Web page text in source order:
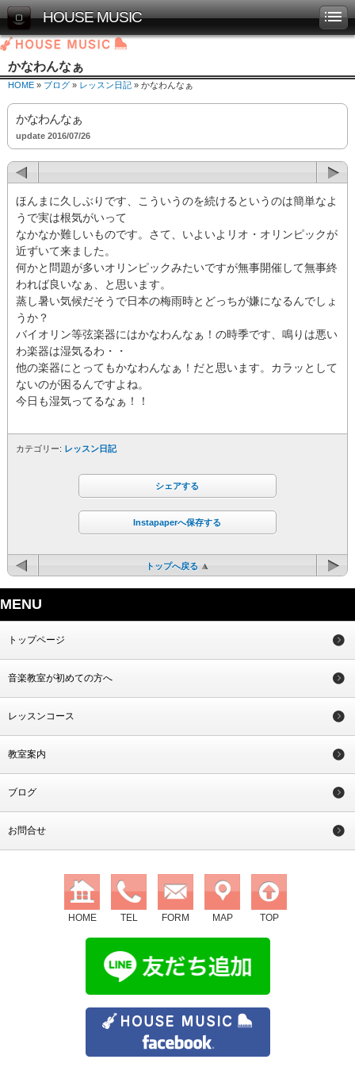
HOUSE MUSIC
かなわんなぁ
HOME » ブログ » レッスン日記 » かなわんなぁ
かなわんなぁ
update 2016/07/26
ほんまに久しぶりです、こういうのを続けるというのは簡単なよ
うで実は根気がいって
なかなか難しいものです。さて、いよいよリオ・オリンピックが
近ずいて来ました。
何かと問題が多いオリンピックみたいですが無事開催して無事終
われば良いなぁ、と思います。
蒸し暑い気候だそうで日本の梅雨時とどっちが嫌になるんでしょ
うか？
バイオリン等弦楽器にはかなわんなぁ！の時季です、鳴りは悪い
わ楽器は湿気るわ・・
他の楽器にとってもかなわんなぁ！だと思います。カラッとして
ないのが困るんですよね。
今日も湿気ってるなぁ！！
カテゴリー: レッスン日記
シェアする
Instapaperへ保存する
トップへ戻る
MENU
トップページ
音楽教室が初めての方へ
レッスンコース
教室案内
ブログ
お問合せ
HOME TEL FORM MAP TOP